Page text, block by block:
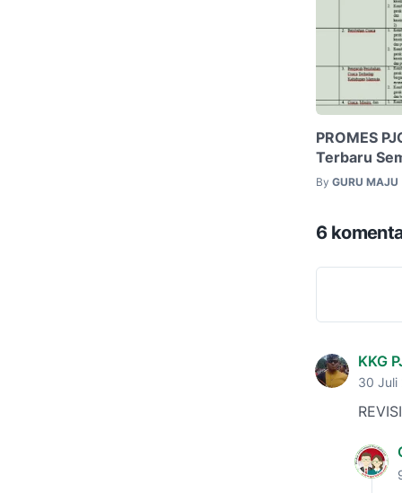
PROMES
Terbaru
By GURU MAJU
6
KKG
30 Juli